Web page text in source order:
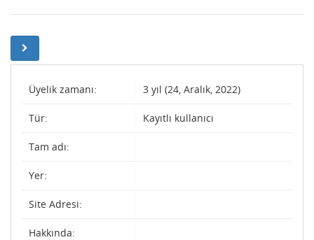
Üyelik zamanı: 3 yıl (24, Aralık, 2022)
Tür: Kayıtlı kullanıcı
Tam adı:
Yer:
Site Adresi:
Hakkında: